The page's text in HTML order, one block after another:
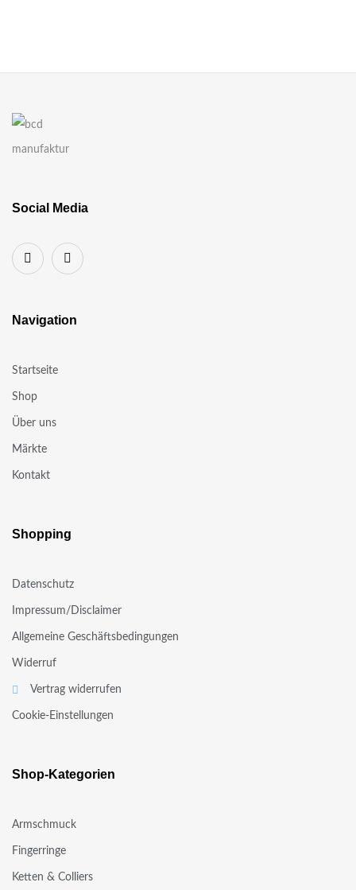
Social Media
Navigation
Startseite
Shop
Über uns
Märkte
Kontakt
Shopping
Datenschutz
Impressum/Disclaimer
Allgemeine Geschäftsbedingungen
Widerruf
Vertrag widerrufen
Cookie-Einstellungen
Shop-Kategorien
Armschmuck
Fingerringe
Ketten & Colliers